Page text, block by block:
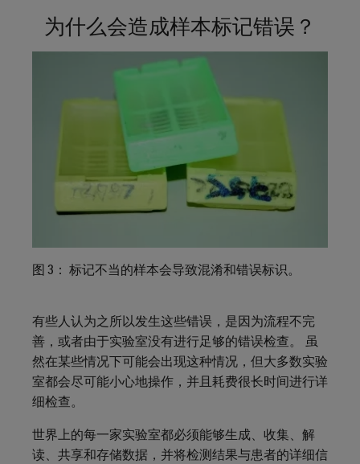
为什么会造成样本标记错误？
图 3： 标记不当的样本会导致混淆和错误标识。
有些人认为之所以发生这些错误，是因为流程不完
善，或者由于实验室没有进行足够的错误检查。 虽
然在某些情况下可能会出现这种情况，但大多数实验
室都会尽可能小心地操作，并且耗费很长时间进行详
细检查。
世界上的每一家实验室都必须能够生成、收集、解
读、共享和存储数据，并将检测结果与患者的详细信